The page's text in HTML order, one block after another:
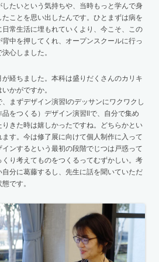
たいという気持ちや、当時もっと学んで身
ことを思い出したんです。ひとまずは病を
常生活に埋もれていくより、今こそ、この
中を押してくれ、オープンスクールに行っ
心しました。
経ちました。本科は盛りだくさんのカリキ
かがですか。
まずデザイン演習Iのデッサンにワクワクし
をつくる）デザイン演習IIで、自分で集め
きた時は嬉しかったですね。どちらかとい
す。今は修了展に向けて個人制作に入って
ンするという最初の段階でじつは戸惑って
り考えてものをつくるってむずかしい。考
分に葛藤するし、先生に話を聞いていただ
です。